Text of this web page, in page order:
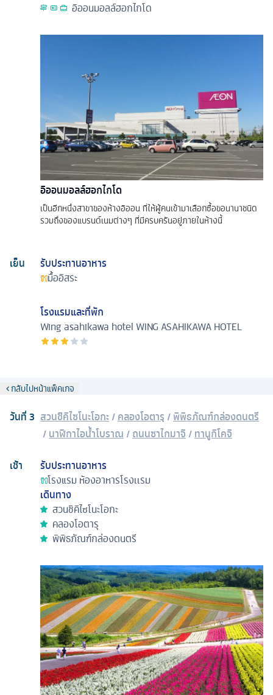
อิออนมอลล์ฮอกไกโด
อิออนมอลล์ฮอกไกโด
เป็นอีกหนึ่งสาขาของห้างอิออน ที่ให้ผู้คนเข้ามาเลือกซื้อขอนานาชนิด
รวมถึงของแบรนด์เนมต่างๆ ที่มีครบครันอยู่ภายในห้างนี้
เย็น
รับประทานอาหาร
มื้ออิสระ
โรงแรมและที่พัก
Wing asahikawa hotelWING ASAHIKAWA HOTEL
กลับไปหน้าแพ็คเกจ
วันที่3 สวนชิคิไซโนะโอกะ/คลองโอตารุ /พิพิธภัณฑ์กล่องดนตรี
/นาฬิกาไอน้ำโบราณ /ถนนซาไกมาจิ /ทานูกิโคจิ
เช้า
รับประทานอาหาร
โรงแรม ห้องอาหารโรงเเรม
เดินทาง
สวนชิคิไซโนะโอกะ
คลองโอตารุ
พิพิธภัณฑ์กล่องดนตรี